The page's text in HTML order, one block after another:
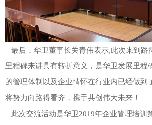
最后，华卫董事长关青伟表示,此次来到路
里程碑来讲具有转折意义，是华卫发展里程
的管理体制以及企业情怀在行业内已经做到
将努力向路得看齐，携手共创伟大未来！
此次交流活动是华卫2019年企业管理培